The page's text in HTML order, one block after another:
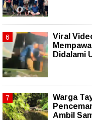
Viral
Didalami
Warga
Ambil